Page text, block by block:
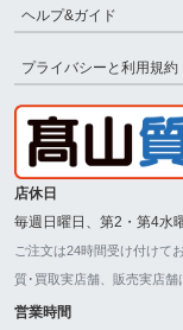
ヘルプ&ガイド
プライバシーと利用規約
店休日
毎週日曜日、第2・第4水
ご注文は24時間受け付けて
質･買取実店舗、販売実店舗
営業時間